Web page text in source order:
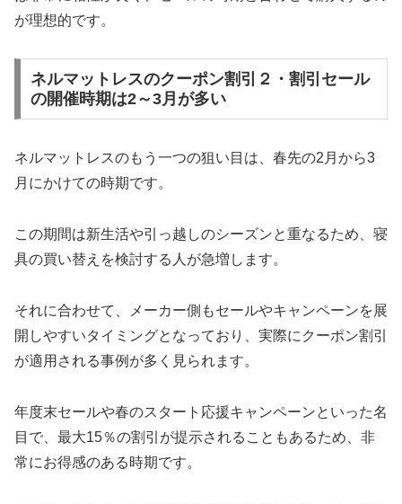
が理想的です。
ネルマットレスのクーポン割引２・割引セール
の開催時期は2～3月が多い
ネルマットレスのもう一つの狙い目は、春先の2月から3
月にかけての時期です。
この期間は新生活や引っ越しのシーズンと重なるため、寝
具の買い替えを検討する人が急増します。
それに合わせて、メーカー側もセールやキャンペーンを展
開しやすいタイミングとなっており、実際にクーポン割引
が適用される事例が多く見られます。
年度末セールや春のスタート応援キャンペーンといった名
目で、最大15％の割引が提示されることもあるため、非
常にお得感のある時期です。